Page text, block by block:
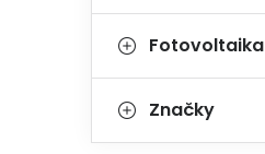
Fotovoltaika
Značky